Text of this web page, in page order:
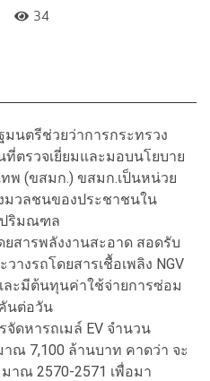
34
มนตรีช่วยว่าการกระทรวง
ที่ตรวจเยี่ยมและมอบนโยบาย
พ (ขสมก.) ขสมก.เป็นหน่วย
มวลชนของประชาชนใน
ปริมณฑล
สารพลังงานสะอาด สอดรับ
งรถโดยสารเชื้อเพลิง NGV
ละมีต้นทุนค่าใช้จ่ายการซ่อม
นต่อวัน
ดหารถเมล์ EV จำนวน
ณ 7,100 ล้านบาท คาดว่า จะ
าณ 2570-2571 เพื่อมา